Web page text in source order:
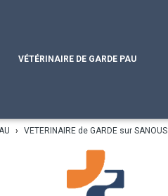
VÉTÉRINAIRE DE GARDE PAU
› VETERINAIRE de GARDE sur SANOUS